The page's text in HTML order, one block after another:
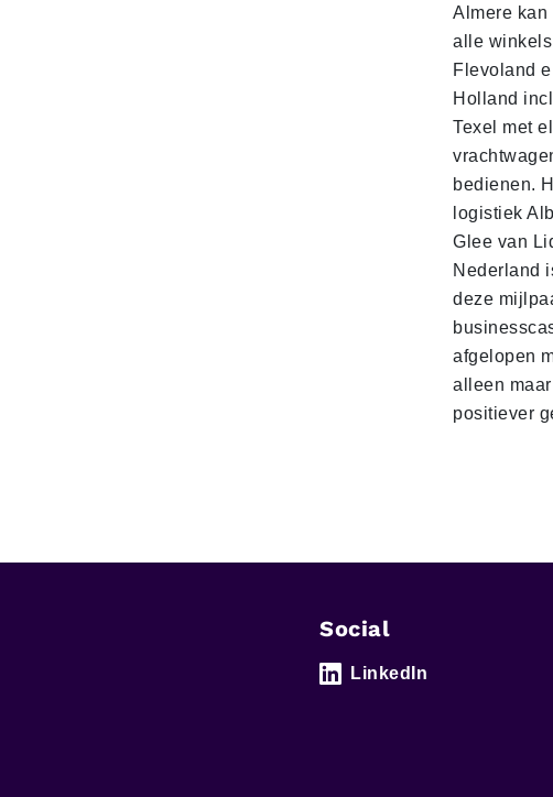
Almere
alle
Flevoland
Holland
Texel met
bedienen.
logistiek
Glee van
Nederland
deze
afgelopen
alleen maar
positiever
Social
LinkedIn